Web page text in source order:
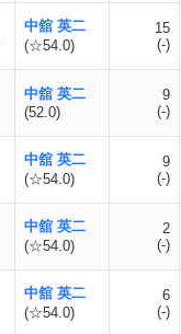
中舘 英二
(☆54.0)
15
(-)
中舘 英二
(52.0)
9
(-)
中舘 英二
(☆54.0)
9
(-)
中舘 英二
(☆54.0)
2
(-)
中舘 英二
(☆54.0)
6
(-)